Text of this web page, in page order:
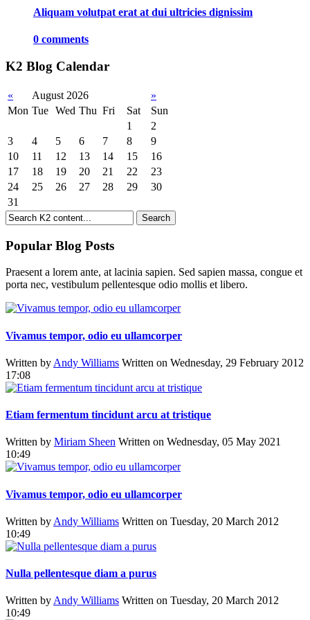
Aliquam volutpat erat at dui ultricies dignissim
0 comments
K2 Blog Calendar
« August 2026
»
Mon Tue Wed Thu Fri Sat
Sun
1
2
3
4 5 6 7 8
9
10
11 12 13 14 15
16
17
18 19 20 21 22
23
24
25 26 27 28 29
30
31
Popular Blog Posts
Praesent a lorem ante, at lacinia sapien. Sed sapien massa, congue et
porta nec, vestibulum pellentesque odio mollis et libero.
Vivamus tempor, odio eu ullamcorper
Written by Andy Williams Written on Wednesday, 29 February 2012
17:08
Etiam fermentum tincidunt arcu at tristique
Written by Miriam Sheen Written on Wednesday, 05 May 2021
10:49
Vivamus tempor, odio eu ullamcorper
Written by Andy Williams Written on Tuesday, 20 March 2012
10:49
Nulla pellentesque diam a purus
Written byAndy Williams Written on Tuesday, 20 March 2012
10:49